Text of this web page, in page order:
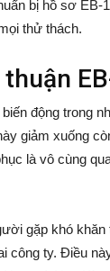
bị hồ sơ
thử thách.
động trong
giảm xuống
là vô cùng
gặp khó
công ty. Điều